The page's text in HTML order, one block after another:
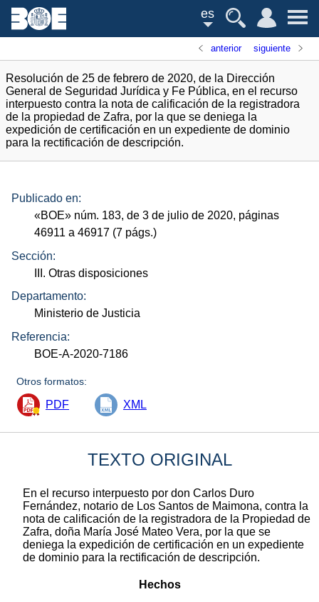
es
anterior siguiente
Resolución de 25 de febrero de 2020, de la Dirección
General de Seguridad Jurídica y Fe Pública, en el recurso
interpuesto contra la nota de calificación de la registradora
de la propiedad de Zafra, por la que se deniega la
expedición de certificación en un expediente de dominio
para la rectificación de descripción.
Publicado en:
«BOE» núm. 183, de 3 de julio de 2020, páginas
46911 a 46917 (7 págs.)
Sección:
III. Otras disposiciones
Departamento:
Ministerio de Justicia
Referencia:
BOE-A-2020-7186
Otros formatos:
PDF XML
TEXTO ORIGINAL
En el recurso interpuesto por don Carlos Duro
Fernández, notario de Los Santos de Maimona, contra la
nota de calificación de la registradora de la Propiedad de
Zafra, doña María José Mateo Vera, por la que se
deniega la expedición de certificación en un expediente
de dominio para la rectificación de descripción.
Hechos